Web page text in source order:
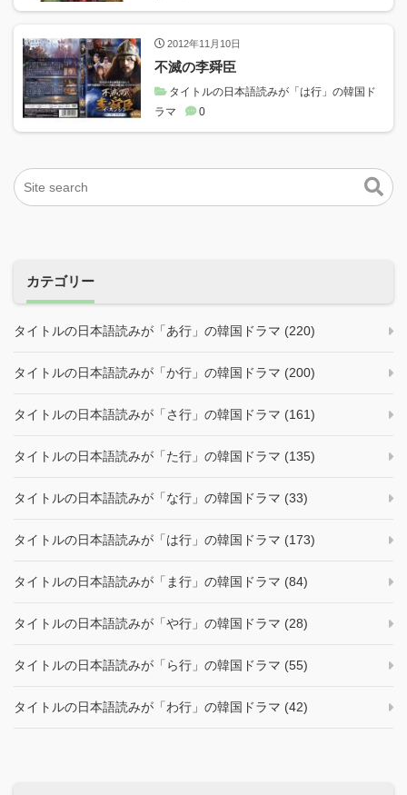
2012年11月10日
不滅の李舜臣
タイトルの日本語読みが「は行」の韓国ド
ラマ
0
カテゴリー
タイトルの日本語読みが「あ行」の韓国ドラマ (220)
タイトルの日本語読みが「か行」の韓国ドラマ (200)
タイトルの日本語読みが「さ行」の韓国ドラマ (161)
タイトルの日本語読みが「た行」の韓国ドラマ (135)
タイトルの日本語読みが「な行」の韓国ドラマ (33)
タイトルの日本語読みが「は行」の韓国ドラマ (173)
タイトルの日本語読みが「ま行」の韓国ドラマ (84)
タイトルの日本語読みが「や行」の韓国ドラマ (28)
タイトルの日本語読みが「ら行」の韓国ドラマ (55)
タイトルの日本語読みが「わ行」の韓国ドラマ (42)